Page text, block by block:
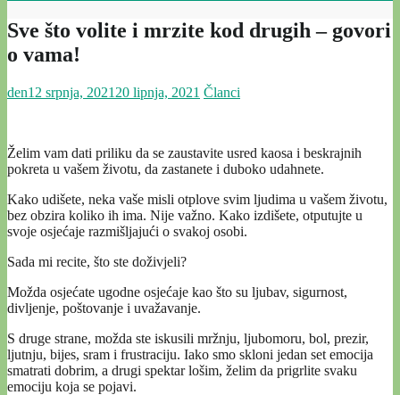
Sve što volite i mrzite kod drugih – govori
o vama!
den12 srpnja, 2021 20 lipnja, 2021 Članci
Želim vam dati priliku da se zaustavite usred kaosa i beskrajnih
pokreta u vašem životu, da zastanete i duboko udahnete.
Kako udišete, neka vaše misli otplove svim ljudima u vašem životu,
bez obzira koliko ih ima. Nije važno. Kako izdišete, otputujte u
svoje osjećaje razmišljajući o svakoj osobi.
Sada mi recite, što ste doživjeli?
Možda osjećate ugodne osjećaje kao što su ljubav, sigurnost,
divljenje, poštovanje i uvažavanje.
S druge strane, možda ste iskusili mržnju, ljubomoru, bol, prezir,
ljutnju, bijes, sram i frustraciju. Iako smo skloni jedan set emocija
smatrati dobrim, a drugi spektar lošim, želim da prigrlite svaku
emociju koja se pojavi.